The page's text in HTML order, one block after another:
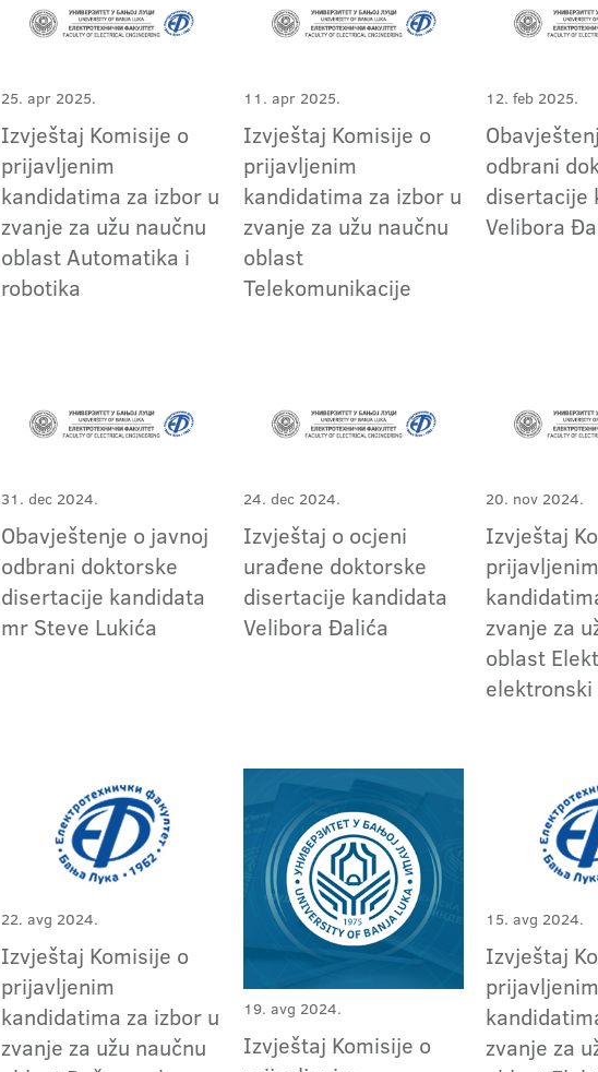
25. apr 2025.
Izvještaj Komisije o
prijavljenim
kandidatima za izbor u
zvanje za užu naučnu
oblast Automatika i
robotika
11. apr 2025.
Izvještaj Komisije o
prijavljenim
kandidatima za izbor u
zvanje za užu naučnu
oblast
Telekomunikacije
12. feb 2025.
odbrani
disertacije
Velibora
31. dec 2024.
Obavještenje o javnoj
odbrani doktorske
disertacije kandidata
mr Steve Lukića
24. dec 2024.
Izvještaj o ocjeni
urađene doktorske
disertacije kandidata
Velibora Đalića
20. nov 2024.
Izvještaj
prijavljenim
zvanje za
oblast
22. avg 2024.
Izvještaj Komisije o
prijavljenim
kandidatima za izbor u
zvanje za užu naučnu
19. avg 2024.
Izvještaj Komisije o
15. avg 2024.
Izvještaj
prijavljenim
zvanje za